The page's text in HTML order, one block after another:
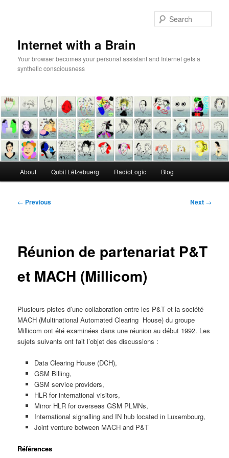
Internet with a Brain
Your browser becomes your personal assistant and Internet gets a
synthetic consciousness
About Qubit Lëtzebuerg RadioLogic Blog
Post
← Previous Next →
Réunion de partenariat P&T
et MACH (Millicom)
Plusieurs pistes d’une collaboration entre les P&T et la société
MACH (Multinational Automated Clearing House) du groupe
Millicom ont été examinées dans une réunion au début 1992. Les
sujets suivants ont fait l’objet des discussions :
Data Clearing House (DCH),
GSM Billing,
GSM service providers,
HLR for international visitors,
Mirror HLR for overseas GSM PLMNs,
International signalling and IN hub located in Luxembourg,
Joint venture between MACH and P&T
Références